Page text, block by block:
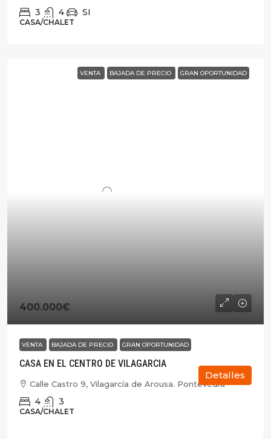
3 4 SI
CASA/CHALET
VENTA BAJADA DE PRECIO GRAN OPORTUNIDAD
400.000€
VENTA BAJADA DE PRECIO GRAN OPORTUNIDAD
CASA EN EL CENTRO DE VILAGARCIA
Calle Castro 9, Vilagarcía de Arousa. Pontevedra
4 3
CASA/CHALET
Detalles